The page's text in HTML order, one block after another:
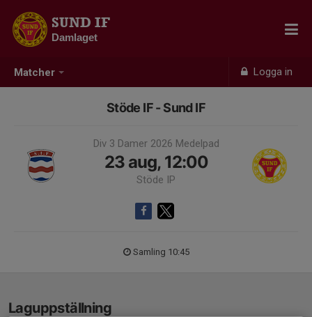
Matcher Logga in
SUND IF
Damlaget
Stöde IF - Sund IF
Div 3 Damer 2026 Medelpad
23 aug, 12:00
Stöde IP
Samling 10:45
Laguppställning